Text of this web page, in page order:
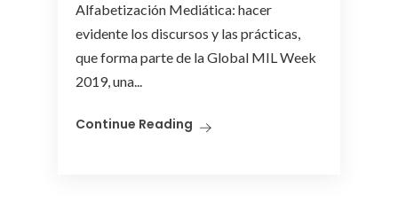
Alfabetización Mediática: hacer
evidente los discursos y las prácticas,
que forma parte de la Global MIL Week
2019, una...
Continue Reading